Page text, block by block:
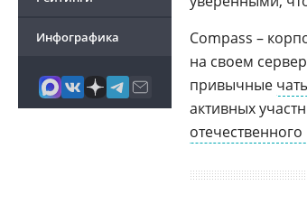
Инфографика
Compass –
на своем
привычные
активных